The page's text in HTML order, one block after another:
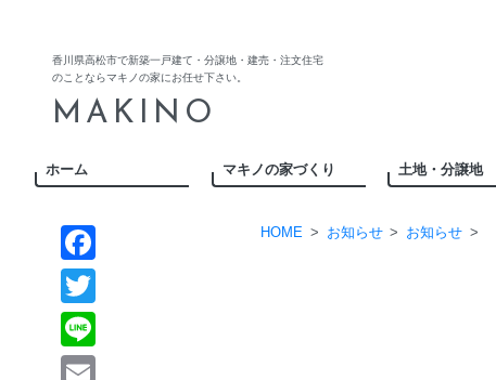
香川県高松市で新築一戸建て・分譲地・建売・注文住宅
のことならマキノの家にお任せ下さい。
MAKINO
ホーム マキノの家づくり 土地・分譲地
HOME > お知らせ > お知らせ >
Facebook
Twitter
Line